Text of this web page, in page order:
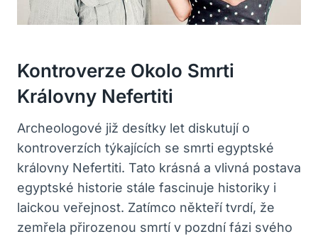
Kontroverze Okolo Smrti
Královny Nefertiti
Archeologové již desítky let diskutují o
kontroverzích týkajících se smrti egyptské
královny Nefertiti. Tato krásná a vlivná postava
egyptské historie stále fascinuje historiky i
laickou veřejnost. Zatímco někteří tvrdí, že
zemřela přirozenou smrtí v pozdní fázi svého